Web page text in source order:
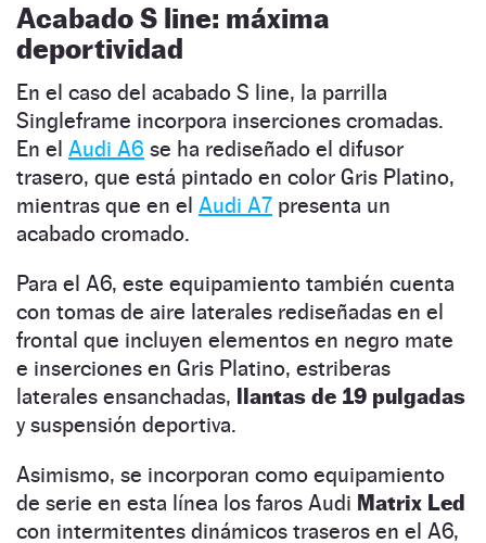
Acabado S line: máxima
deportividad
En el caso del acabado S line, la parrilla
Singleframe incorpora inserciones cromadas.
En el Audi A6 se ha rediseñado el difusor
trasero, que está pintado en color Gris Platino,
mientras que en el Audi A7 presenta un
acabado cromado.
Para el A6, este equipamiento también cuenta
con tomas de aire laterales rediseñadas en el
frontal que incluyen elementos en negro mate
e inserciones en Gris Platino, estriberas
laterales ensanchadas, llantas de 19 pulgadas
y suspensión deportiva.
Asimismo, se incorporan como equipamiento
de serie en esta línea los faros Audi Matrix Led
con intermitentes dinámicos traseros en el A6,